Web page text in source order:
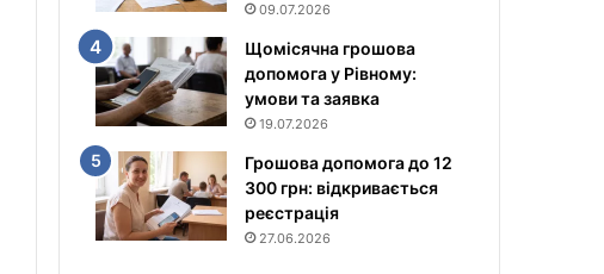
09.07.2026
Щомісячна грошова
допомога у Рівному:
умови та заявка
19.07.2026
Грошова допомога до 12
300 грн: відкривається
реєстрація
27.06.2026